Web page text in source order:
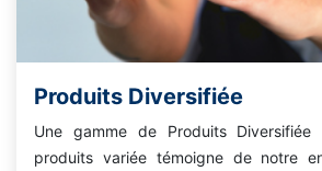
Produits Diversifiée
Une gamme de Produits
produits variée témoigne de notre